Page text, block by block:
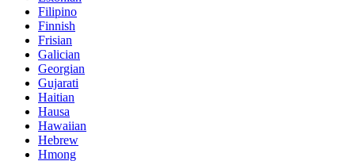
Filipino
Finnish
Frisian
Galician
Georgian
Gujarati
Haitian
Hausa
Hawaiian
Hebrew
Hmong